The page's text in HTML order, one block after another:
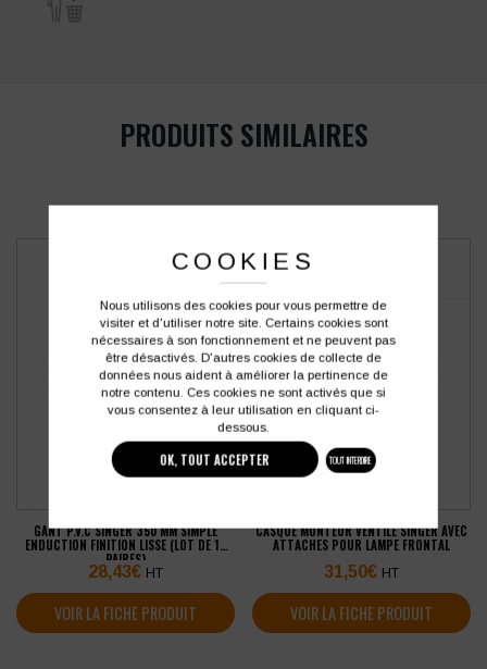
PRODUITS SIMILAIRES
GANT P.V.C SINGER 350 MM SIMPLE
ENDUCTION FINITION LISSE (LOT DE 10
PAIRES)
28,43€ HT
VOIR LA FICHE PRODUIT
CASQUE MONTEUR VENTILÉ SINGER AVEC
ATTACHES POUR LAMPE FRONTAL
31,50€ HT
VOIR LA FICHE PRODUIT
COOKIES
Nous utilisons des cookies pour vous permettre de
visiter et d'utiliser notre site. Certains cookies sont
nécessaires à son fonctionnement et ne peuvent pas
être désactivés. D'autres cookies de collecte de
données nous aident à améliorer la pertinence de
notre contenu. Ces cookies ne sont activés que si
vous consentez à leur utilisation en cliquant ci-
dessous.
OK, TOUT ACCEPTER TOUT INTERDIRE